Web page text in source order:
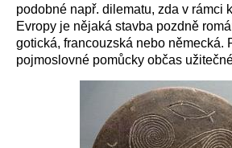
podobné např. dilematu, zda v rámci
Evropy je nějaká stavba pozdně
gotická, francouzská nebo německá.
pojmoslovné pomůcky občas